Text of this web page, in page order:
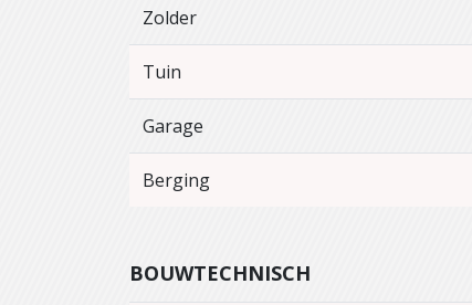
Zolder
Tuin
Garage
Berging
BOUWTECHNISCH